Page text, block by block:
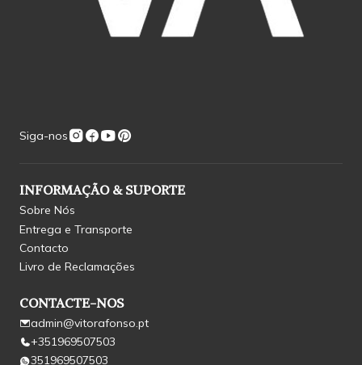
Siga-nos
INFORMAÇÃO & SUPORTE
Sobre Nós
Entrega e Transporte
Contacto
Livro de Reclamações
CONTACTE-NOS
admin@vitorafonso.pt
+351969507503
351969507503